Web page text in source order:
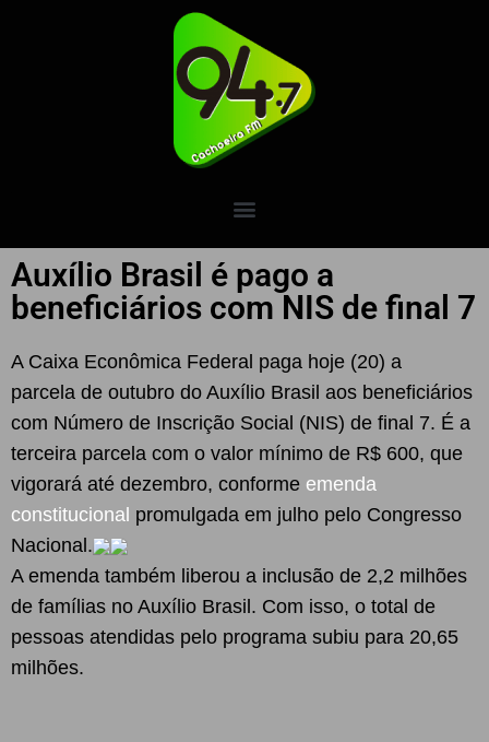
Auxílio Brasil é pago a
beneficiários com NIS de final 7
A Caixa Econômica Federal paga hoje (20) a
parcela de outubro do Auxílio Brasil aos beneficiários
com Número de Inscrição Social (NIS) de final 7. É a
terceira parcela com o valor mínimo de R$ 600, que
vigorará até dezembro, conforme emenda
constitucional promulgada em julho pelo Congresso
Nacional.
A emenda também liberou a inclusão de 2,2 milhões
de famílias no Auxílio Brasil. Com isso, o total de
pessoas atendidas pelo programa subiu para 20,65
milhões.